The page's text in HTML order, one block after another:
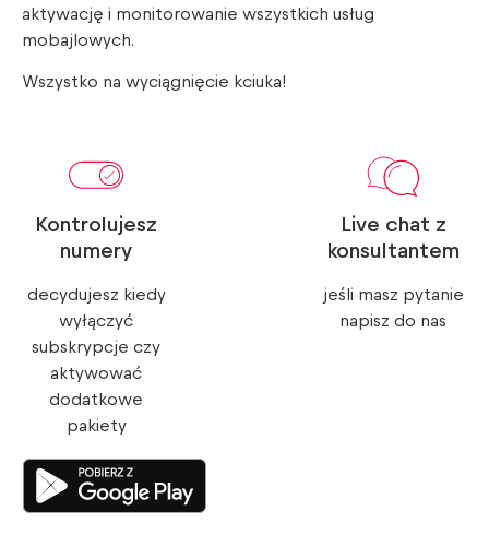
aktywację i monitorowanie wszystkich usług
mobajlowych.
Wszystko na wyciągnięcie kciuka!
Kontrolujesz
numery
decydujesz kiedy
wyłączyć
subskrypcje czy
aktywować
dodatkowe
pakiety
Live chat z
konsultantem
jeśli masz pytanie
napisz do nas